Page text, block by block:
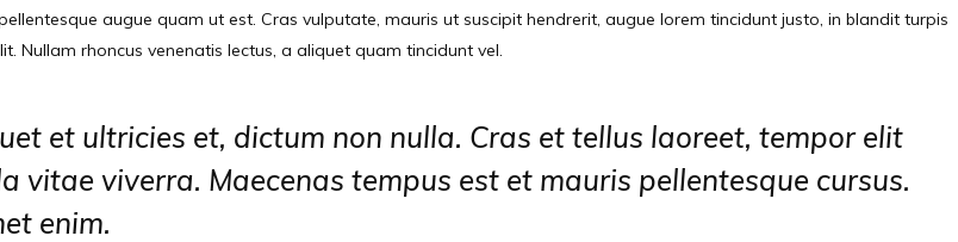
augue quam ut est. Cras vulputate, mauris ut suscipit hendrerit, augue lorem tincidunt justo, in blandit turpis
Nullam rhoncus venenatis lectus, a aliquet quam tincidunt vel.
et ultricies et, dictum non nulla. Cras et tellus laoreet, tempor elit
vitae viverra. Maecenas tempus est et mauris pellentesque cursus.
enim.